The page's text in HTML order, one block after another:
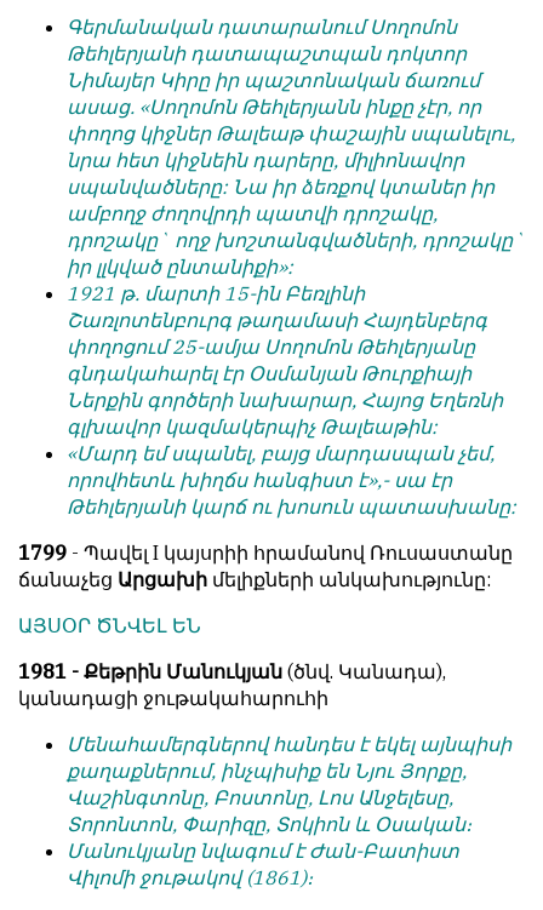
Գերմանական դատարանում Սողոմոն
Թեհլերյանի դատապաշտպան դոկտոր
Նիմայեր Կիրը իր պաշտոնական ճառում
ասաց. «Սողոմոն Թեհլերյանն ինքը չէր, որ
փողոց կիջներ Թալեաթ փաշային սպանելու,
նրա հետ կիջնեին դարերը, միլիոնավոր
սպանվածները: Նա իր ձեռքով կտաներ իր
ամբողջ ժողովրդի պատվի դրոշակը,
դրոշակը` ողջ խոշտանգվածների, դրոշակը`
իր լլկված ընտանիքի»:
1921 թ. մարտի 15-ին Բեռլինի
Շառլոտենբուրգ թաղամասի Հայդենբերգ
փողոցում 25-ամյա Սողոմոն Թեհլերյանը
գնդակահարել էր Օսմանյան Թուրքիայի
Ներքին գործերի նախարար, Հայոց Եղեռնի
գլխավոր կազմակերպիչ Թալեաթին:
«Մարդ եմ սպանել, բայց մարդասպան չեմ,
որովհետև խիղճս հանգիստ է»,- սա էր
Թեհլերյանի կարճ ու խոսուն պատասխանը:
1799 - Պավել I կայսրիի հրամանով Ռուսաստանը
ճանաչեց Արցախի մելիքների անկախությունը:
ԱՅՍՕՐ ԾՆՎԵԼ ԵՆ
1981 - Քեթրին Մանուկյան (ծնվ. Կանադա),
կանադացի ջութակահարուհի
Մենահամերգներով հանդես է եկել այնպիսի
քաղաքներում, ինչպիսիք են Նյու Յորքը,
Վաշինգտոնը, Բոստոնը, Լոս Անջելեսը,
Տորոնտոն, Փարիզը, Տոկիոն և Օսական։
Մանուկյանը նվագում է Ժան-Բատիստ
Վիլոմի ջութակով (1861)։